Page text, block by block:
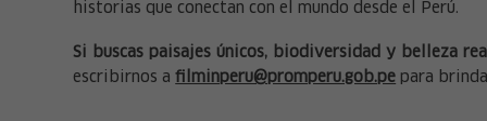
historias que conectan con el mundo desde el Perú.
Si buscas paisajes únicos, biodiversidad y belleza
escribirnos afilminperu@promperu.gob.pe para